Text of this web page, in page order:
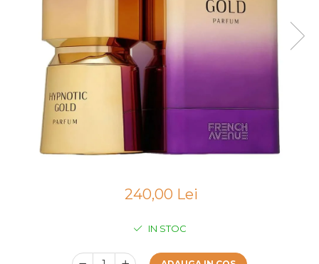
Busuioc
Cacao
Cafea
Canepa
240,00 Lei
IN STOC